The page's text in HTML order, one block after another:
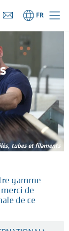
Products)
OUVRIR
FR
tubes et filaments
gamme
de
de ce